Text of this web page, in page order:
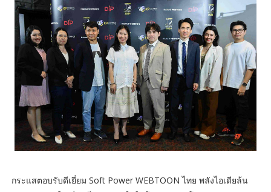
กระแสตอบรับดีเยี่ยม Soft Power WEBTOON ไทย พลังไอเดียล้น